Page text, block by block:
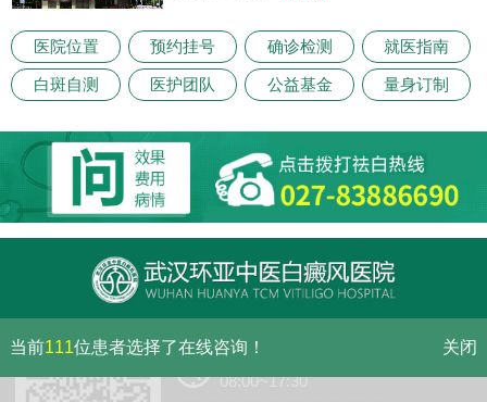
医院位置 预约挂号 确诊检测 就医指南
白斑自测 医护团队 公益基金 量身订制
门诊（节假日无休息）
08:00~17:30
当前111位患者选择了在线咨询！ 关闭